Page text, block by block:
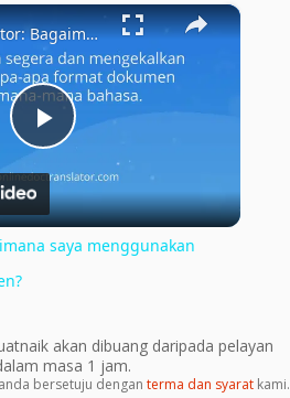
Fullscreen ×
Play
Video
Doc Translator: Bagaimana saya menggunakan penterjemah dokumen?
saya menggunakan
akan dibuang daripada pelayan
masa 1 jam.
bersetuju dengan terma dan syarat kami.